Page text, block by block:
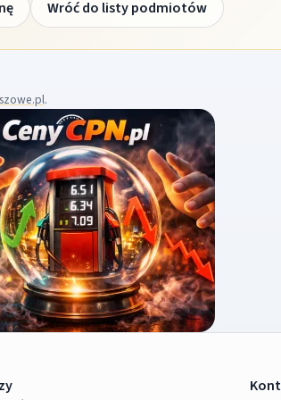
Wróć do listy podmiotów
.